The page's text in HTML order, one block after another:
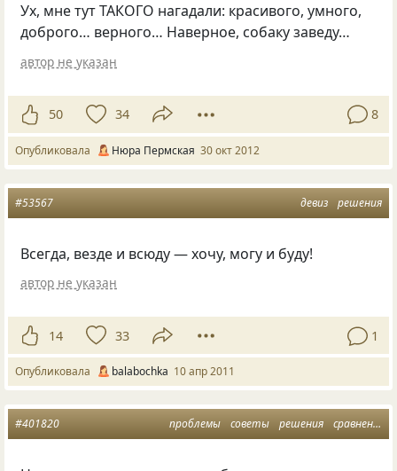
Ух, мне тут ТАКОГО нагадали: красивого, умного,
доброго… верного… Наверное, собаку заведу…
автор не указан
50 34 8
Опубликовала Нюра Пермская 30 окт 2012
девиз решения
#53567
Всегда, везде и всюду — хочу, могу и буду!
автор не указан
14 33 1
Опубликовала balabochka 10 апр 2011
проблемы советы решения сравнения
#401820